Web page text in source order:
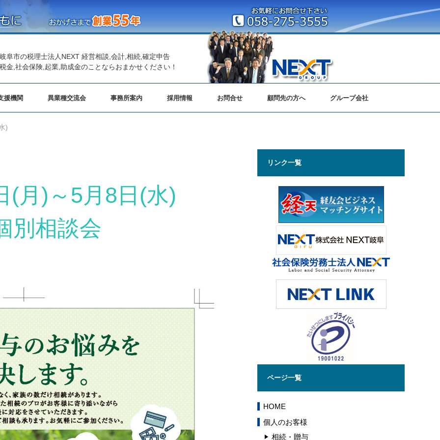
岐阜市の税理士法人NEXT 経営相談,会計,相続,確定申告
税金,社会保険,起業,助成金のことならおまかせください！
援機関 異業種交流会 事務所案内 採用情報 お問合せ 顧問先の方へ グループ会社
)
(月)～5月8日(水)
別相談会
リンク一覧
ページ一覧
HOME
個人のお客様
相続・贈与